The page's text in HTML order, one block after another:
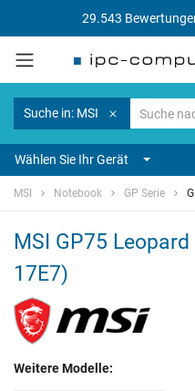
29.543
Suche in: MSI
Wählen Sie Ihr Gerät
MSI Notebook GP Serie
MSI GP75
17E7)
Weitere Modelle: